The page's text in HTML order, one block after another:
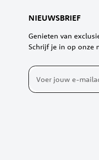
NIEUWSBRIEF
Genieten van
Schrijf je in op onze
Abonneer
op